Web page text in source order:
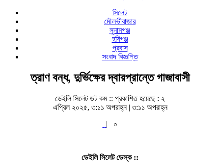
সিলেট
মৌলভীবাজার
সুনামগঞ্জ
হবিগঞ্জ
প্রবাস
সংবাদ বিজ্ঞপ্তি
ত্রাণ বন্ধ, দুর্ভিক্ষের দ্বারপ্রান্তে গাজাবাসী
ডেইলি সিলেট ডট কম :: প্রকাশিত হয়েছে : ২
এপ্রিল ২০২৫, ৩:১১ অপরাহ্ন | ৩:১১ অপরাহ্ন
|
০
ডেইলি সিলেট ডেস্ক ::